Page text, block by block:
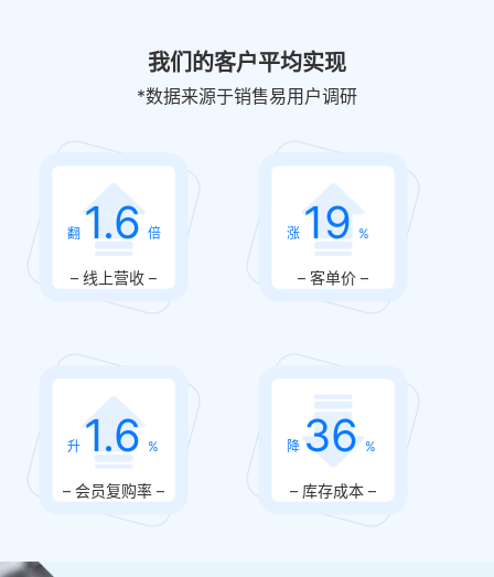
我们的客户平均实现
*数据来源于销售易用户调研
1.6 倍
– 线上营收 –
19 %
– 客单价 –
1.6 %
– 会员复购率 –
36 %
– 库存成本 –